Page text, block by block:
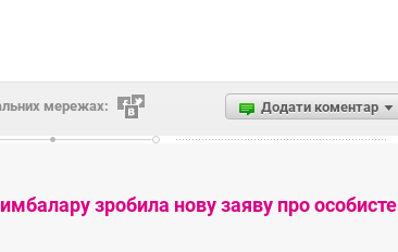
Додати коментар
мережах:
зробила нову заяву про особисте